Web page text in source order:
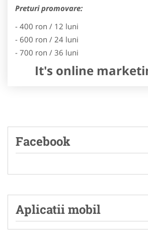
Preturi promovare:
- 400 ron / 12 luni
- 600 ron / 24 luni
- 700 ron / 36 luni
It's online
Facebook
Aplicatii mobil